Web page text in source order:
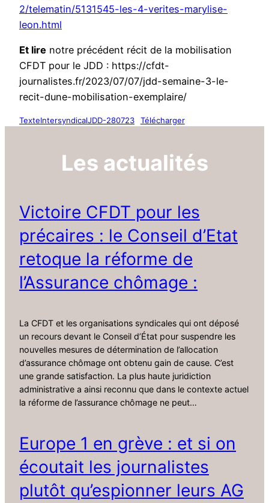
2/telematin/5131545-les-4-verites-marylise-
leon.html
Et lire notre précédent récit de la mobilisation
CFDT pour le JDD : https://cfdt-
journalistes.fr/2023/07/07/jdd-semaine-3-le-
recit-dune-mobilisation-exemplaire/
TexteIntersyndicalJDD-280723 Télécharger
Les actualités
Victoire CFDT pour les
précaires : le Conseil d’Etat
retoque la réforme de
l’Assurance chômage :
La CFDT et les organisations syndicales qui ont déposé
un recours devant le Conseil d’État pour suspendre les
nouvelles mesures de détermination de l’allocation
d’assurance chômage ont obtenu gain de cause. C’est
une grande satisfaction. La plus haute juridiction
administrative a ainsi reconnu que dans le contexte actuel
la réforme de l’assurance chômage ne peut…
Europe 1 en grève : et si on
écoutait les journalistes
plutôt qu’espionner leurs AG